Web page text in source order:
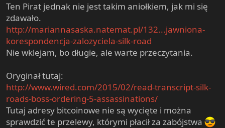
Ten Pirat jednak nie jest takim aniołkiem, jak mi się
zdawało.
http://mariannasaska.natemat.pl/132...jawniona-
korespondencja-zalozyciela-silk-road
Nie wklejam, bo długie, ale warte przeczytania.
Oryginał tutaj:
http://www.wired.com/2015/02/read-transcript-silk-
roads-boss-ordering-5-assassinations/
Tutaj adresy bitcoinowe nie są wycięte i można
sprawdzić te przelewy, którymi płacił za zabójstwa